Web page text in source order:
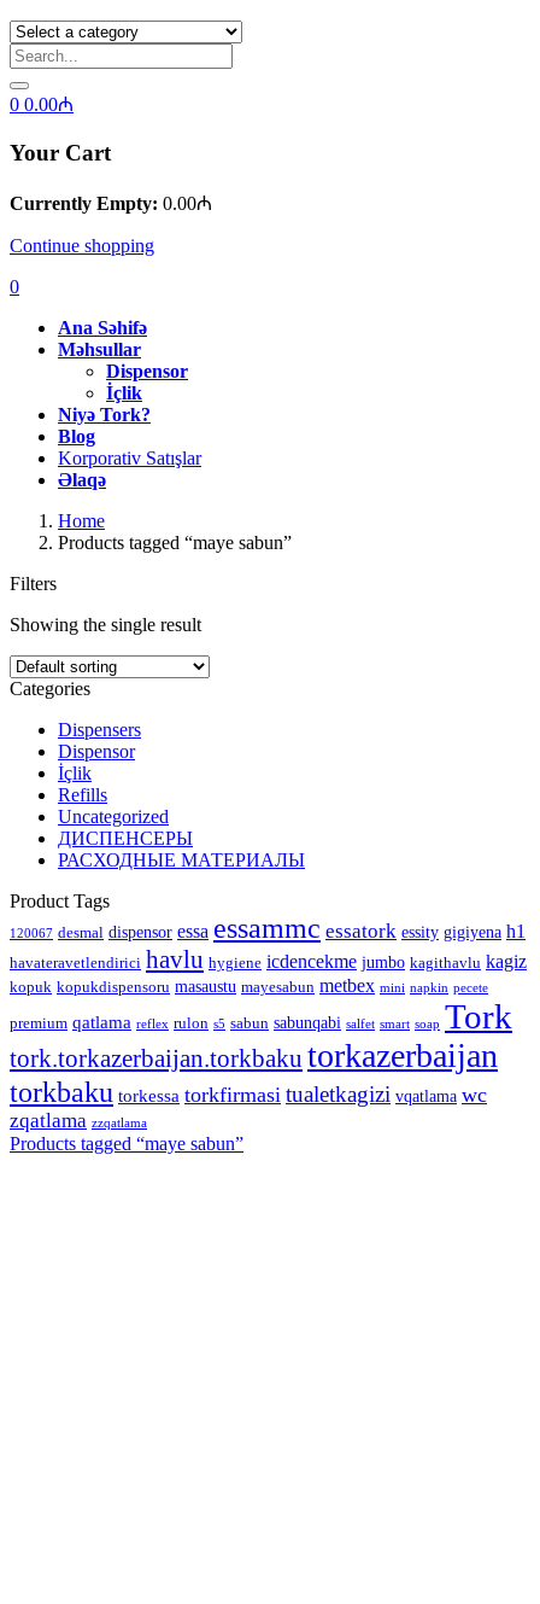
0 0.00₼
Your Cart
Currently Empty: 0.00₼
Continue shopping
0
Ana Səhifə
Məhsullar
Dispensor
İçlik
Niyə Tork?
Blog
Korporativ Satışlar
Əlaqə
Home
Products tagged “maye sabun”
Filters
Showing the single result
Categories
Dispensers
Dispensor
İçlik
Refills
Uncategorized
ДИСПЕНСЕРЫ
РАСХОДНЫЕ МАТЕРИАЛЫ
Product Tags
120067 desmal dispensor essa essammc essatork essity gigiyena h1
havateravetlendirici havlu hygiene icdencekme jumbo kagithavlu kagiz
kopuk kopukdispensoru masaustu mayesabun metbex mini napkin pecete
premium qatlama reflex rulon s5 sabun sabunqabi salfet smart soap Tork
tork.torkazerbaijan.torkbaku torkazerbaijan
torkbaku torkessa torkfirmasi tualetkagizi vqatlama wc
zqatlama zzqatlama
Products tagged “maye sabun”